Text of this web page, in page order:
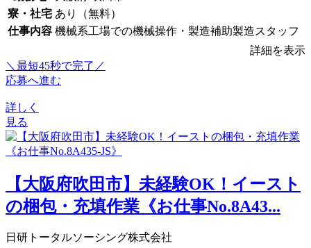
寮・社宅 あり（無料）
仕事内容 機械系工場での機械操作・製造補助製造スタッフ
詳細を表示
＼最短45秒で完了／
応募へ進む
詳しく
見る
【大阪府吹田市】未経験OK！イースト
の梱包・充填作業《お仕事No.8A43...
日研トータルソーシング株式会社